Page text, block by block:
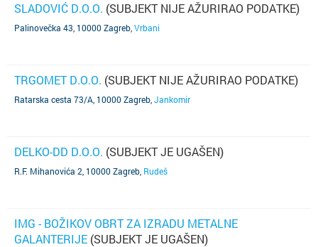
SLADOVIĆ D.O.O. (SUBJEKT NIJE AŽURIRAO PODATKE)
Palinovečka 43, 10000 Zagreb Vrbani
TRGOMET D.O.O. (SUBJEKT NIJE AŽURIRAO PODATKE)
Ratarska cesta 73/A, 10000 Zagreb Jankomir
DELKO-DD D.O.O. (SUBJEKT JE UGAŠEN)
R.F. Mihanovića 2, 10000 Zagreb Rudeš
IMG - BOŽIKOV OBRT ZA IZRADU METALNE
GALANTERIJE (SUBJEKT JE UGAŠEN)